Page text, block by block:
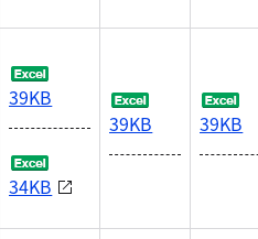
39KB
34KB
39KB 39KB